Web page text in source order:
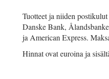
Tuotteet ja niiden
Danske Bank,
ja American Express.
Hinnat ovat euroina ja